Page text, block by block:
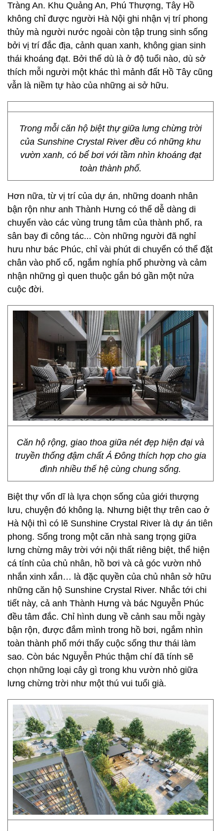
Tràng An. Khu Quảng An, Phú Thượng, Tây Hồ
không chỉ được người Hà Nội ghi nhận vị trí phong
thủy mà người nước ngoài còn tập trung sinh sống
bởi vị trí đắc địa, cảnh quan xanh, không gian sinh
thái khoáng đạt. Bởi thế dù là ở độ tuổi nào, dù sở
thích mỗi người một khác thì mảnh đất Hồ Tây cũng
vẫn là niềm tự hào của những ai sở hữu.
Trong mỗi căn hộ biệt thự giữa lưng chừng trời
của Sunshine Crystal River đều có những khu
vườn xanh, có bể bơi với tầm nhìn khoáng đạt
toàn thành phố.
Hơn nữa, từ vị trí của dự án, những doanh nhân
bận rộn như anh Thành Hưng có thể dễ dàng di
chuyển vào các vùng trung tâm của thành phố, ra
sân bay đi công tác... Còn những người đã nghỉ
hưu như bác Phúc, chỉ vài phút di chuyển có thể đặt
chân vào phố cổ, ngắm nghía phố phường và cảm
nhận những gì quen thuộc gắn bó gần một nửa
cuộc đời.
Căn hộ rộng, giao thoa giữa nét đẹp hiện đại và
truyền thống đậm chất Á Đông thích hợp cho gia
đình nhiều thế hệ cùng chung sống.
Biệt thự vốn dĩ là lựa chọn sống của giới thượng
lưu, chuyện đó không lạ. Nhưng biệt thự trên cao ở
Hà Nội thì có lẽ Sunshine Crystal River là dự án tiên
phong. Sống trong một căn nhà sang trọng giữa
lưng chừng mây trời với nội thất riêng biệt, thể hiện
cá tính của chủ nhân, hồ bơi và cả góc vườn nhỏ
nhắn xinh xắn… là đặc quyền của chủ nhân sở hữu
những căn hộ Sunshine Crystal River. Nhắc tới chi
tiết này, cả anh Thành Hưng và bác Nguyễn Phúc
đều tâm đắc. Chỉ hình dung về cảnh sau mỗi ngày
bận rộn, được đắm mình trong hồ bơi, ngắm nhìn
toàn thành phố mới thấy cuộc sống thư thái làm
sao. Còn bác Nguyễn Phúc thậm chí đã tính sẽ
chọn những loại cây gì trong khu vườn nhỏ giữa
lưng chừng trời như một thú vui tuổi già.